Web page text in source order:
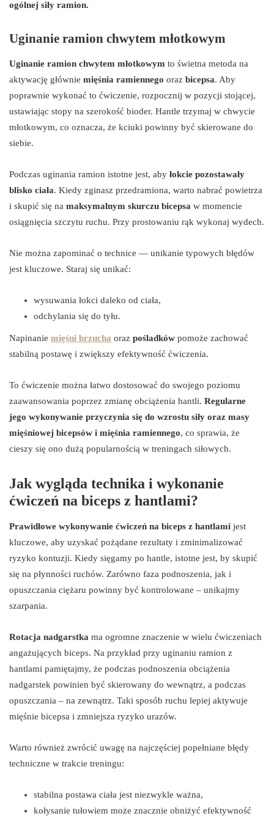
ogólnej siły ramion.
Uginanie ramion chwytem młotkowym
Uginanie ramion chwytem młotkowym to świetna metoda na
aktywację głównie mięśnia ramiennego oraz bicepsa. Aby
poprawnie wykonać to ćwiczenie, rozpocznij w pozycji stojącej,
ustawiając stopy na szerokość bioder. Hantle trzymaj w chwycie
młotkowym, co oznacza, że kciuki powinny być skierowane do
siebie.
Podczas uginania ramion istotne jest, aby łokcie pozostawały
blisko ciała. Kiedy zginasz przedramiona, warto nabrać powietrza
i skupić się na maksymalnym skurczu bicepsa w momencie
osiągnięcia szczytu ruchu. Przy prostowaniu rąk wykonaj wydech.
Nie można zapominać o technice — unikanie typowych błędów
jest kluczowe. Staraj się unikać:
wysuwania łokci daleko od ciała,
odchylania się do tyłu.
Napinanie mięśni brzucha oraz pośladków pomoże zachować
stabilną postawę i zwiększy efektywność ćwiczenia.
To ćwiczenie można łatwo dostosować do swojego poziomu
zaawansowania poprzez zmianę obciążenia hantli. Regularne
jego wykonywanie przyczynia się do wzrostu siły oraz masy
mięśniowej bicepsów i mięśnia ramiennego, co sprawia, że
cieszy się ono dużą popularnością w treningach siłowych.
Jak wygląda technika i wykonanie
ćwiczeń na biceps z hantlami?
Prawidłowe wykonywanie ćwiczeń na biceps z hantlami jest
kluczowe, aby uzyskać pożądane rezultaty i zminimalizować
ryzyko kontuzji. Kiedy sięgamy po hantle, istotne jest, by skupić
się na płynności ruchów. Zarówno faza podnoszenia, jak i
opuszczania ciężaru powinny być kontrolowane – unikajmy
szarpania.
Rotacja nadgarstka ma ogromne znaczenie w wielu ćwiczeniach
angażujących biceps. Na przykład przy uginaniu ramion z
hantlami pamiętajmy, że podczas podnoszenia obciążenia
nadgarstek powinien być skierowany do wewnątrz, a podczas
opuszczania – na zewnątrz. Taki sposób ruchu lepiej aktywuje
mięśnie bicepsa i zmniejsza ryzyko urazów.
Warto również zwrócić uwagę na najczęściej popełniane błędy
techniczne w trakcie treningu:
stabilna postawa ciała jest niezwykle ważna,
kołysanie tułowiem może znacznie obniżyć efektywność